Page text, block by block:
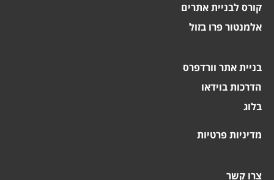
קורס לבניית אתרים
אלמנטור פרו בזול
בניית אתר וורדפרס
הדרכות בוידאו
בלוג
מדיניות פרטיות
צרו קשר